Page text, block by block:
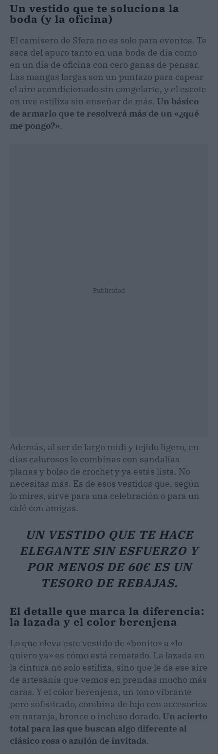
Un vestido que te soluciona la
boda (y la oficina)
El camisero de Sfera no es solo para eventos. Te
saca del apuro tanto en una boda de día como
en un día de oficina con cero ganas de pensar.
Las mangas largas son un puntazo para capear
el aire acondicionado sin congelarte, y el escote
en uve estiliza sin enseñar de más. Un básico
de armario que te resolverá más de un «¿qué
me pongo?».
Publicidad
Además, al ser de largo midi y tejido ligero, en
días calurosos lo combinas con sandalias
planas y bolso de crochet y ya estás lista. No
necesitas más. Es de esos vestidos que, según
lo mires, sirve para una celebración o para un
café con amigas.
UN VESTIDO QUE TE HACE
ELEGANTE SIN ESFUERZO Y
POR MENOS DE 60€ ES UN
TESORO DE REBAJAS.
El detalle que marca la diferencia:
la lazada y el color berenjena
Lo que eleva este vestido de «bonito» a «lo
quiero ya» es cómo está rematado. La lazada en
la cintura no solo estiliza, sino que le da ese aire
de artesanía que vemos en prendas mucho más
caras. Y el color berenjena, un tono vibrante
pero sofisticado, combina de lujo con accesorios
en naranja, bronce o incluso dorado. Un acierto
total para las que buscan algo diferente al
clásico rosa o azulón de invitada.